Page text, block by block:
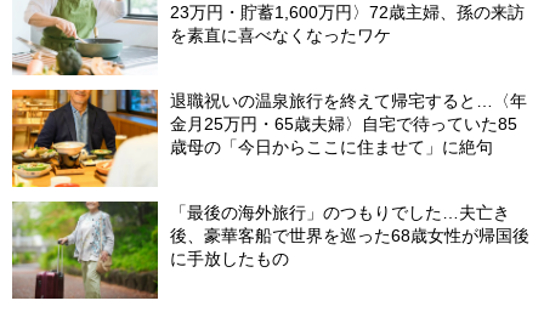
23万円・貯蓄1,600万円〉72歳主婦、孫の来訪
を素直に喜べなくなったワケ
退職祝いの温泉旅行を終えて帰宅すると…〈年
金月25万円・65歳夫婦〉自宅で待っていた85
歳母の「今日からここに住ませて」に絶句
「最後の海外旅行」のつもりでした…夫亡き
後、豪華客船で世界を巡った68歳女性が帰国後
に手放したもの